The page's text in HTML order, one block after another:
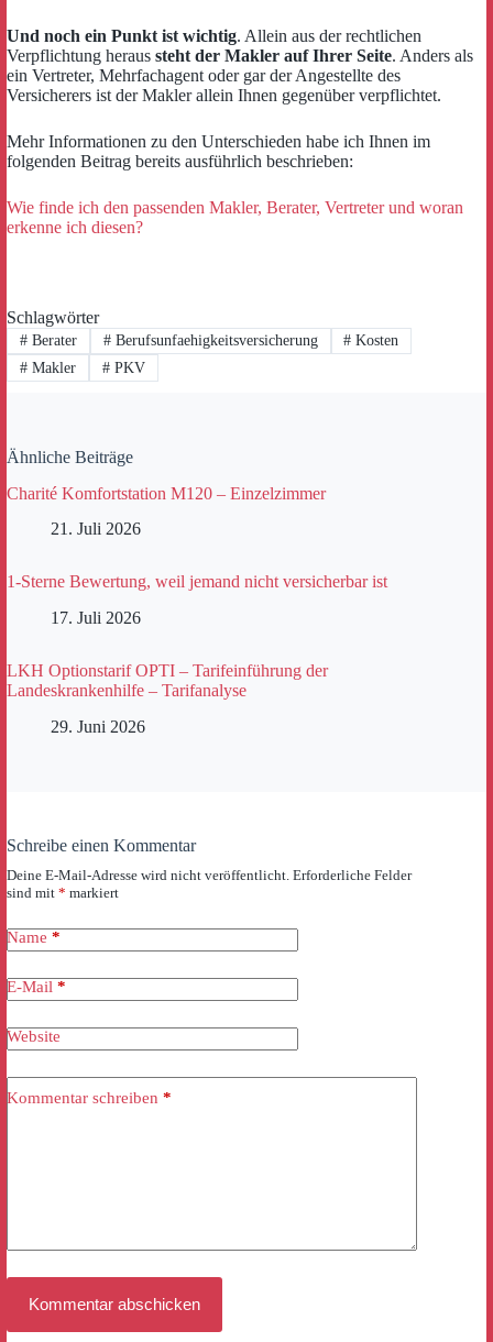
Und noch ein Punkt ist wichtig. Allein aus der rechtlichen
Verpflichtung heraus steht der Makler auf Ihrer Seite. Anders als
ein Vertreter, Mehrfachagent oder gar der Angestellte des
Versicherers ist der Makler allein Ihnen gegenüber verpflichtet.
Mehr Informationen zu den Unterschieden habe ich Ihnen im
folgenden Beitrag bereits ausführlich beschrieben:
Wie finde ich den passenden Makler, Berater, Vertreter und woran
erkenne ich diesen?
Schlagwörter
#Berater #Berufsunfaehigkeitsversicherung # Kosten
#Makler #PKV
Ähnliche Beiträge
Charité Komfortstation M120 – Einzelzimmer
21. Juli 2026
1-Sterne Bewertung, weil jemand nicht versicherbar ist
17. Juli 2026
LKH Optionstarif OPTI – Tarifeinführung der
Landeskrankenhilfe – Tarifanalyse
29. Juni 2026
Schreibe einen Kommentar
Deine E-Mail-Adresse wird nicht veröffentlicht. Erforderliche Felder
sind mit * markiert
Name *
E-Mail *
Website
Kommentar schreiben *
Kommentar abschicken